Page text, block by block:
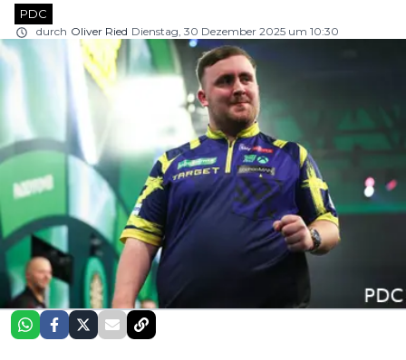
PDC
durch Oliver Ried Dienstag, 30 Dezember 2025 um 10:30